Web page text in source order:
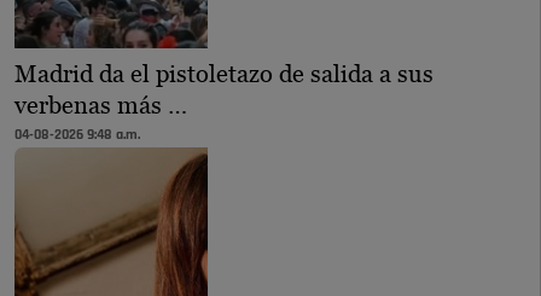
Madrid da el pistoletazo de salida a sus
verbenas más …
04-08-2026 9:48 a.m.